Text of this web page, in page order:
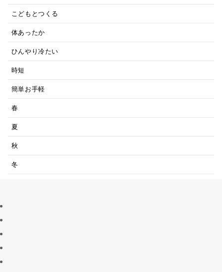
こどもとつくる
体あったか
ひんやり冷たい
時短
簡単お手軽
春
夏
秋
冬